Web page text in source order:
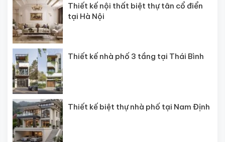
Thiết kế nội thất biệt thự tân cổ điển
tại Hà Nội
Thiết kế nhà phố 3 tầng tại Thái Bình
Thiết kế biệt thự nhà phố tại Nam Định